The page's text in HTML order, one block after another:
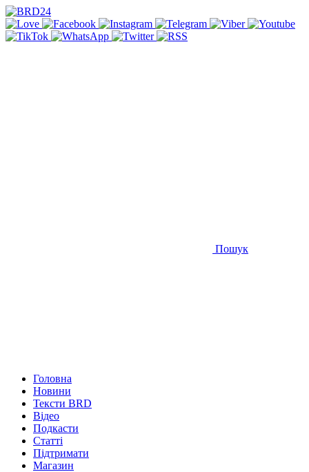
Пошук
Головна
Новини
Тексти BRD
Відео
Подкасти
Статті
Підтримати
Магазин